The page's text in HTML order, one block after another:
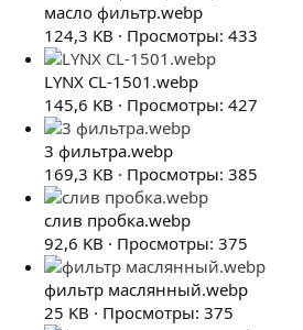
масло фильтр.webp
124,3 KB · Просмотры: 433
LYNX CL-1501.webp
145,6 KB · Просмотры: 427
3 фильтра.webp
169,3 KB · Просмотры: 385
слив пробка.webp
92,6 KB · Просмотры: 375
фильтр маслянный.webp
25 KB · Просмотры: 375